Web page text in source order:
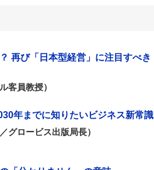
再び「日本型経営」に注目すべき
客員教授）
年までに知りたいビジネス新常識
グロービス出版局長）